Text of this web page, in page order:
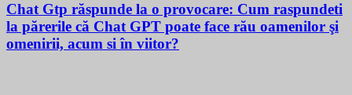
Chat Gtp răspunde la o provocare: Cum raspundeti
la părerile că Chat GPT poate face rău oamenilor şi
omenirii, acum si în viitor?